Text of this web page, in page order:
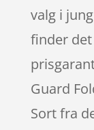
valg i
finder
Guard
Sort fra